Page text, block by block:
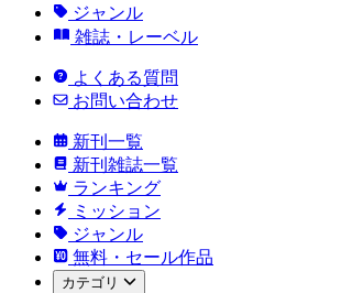
ジャンル
雑誌・レーベル
よくある質問
お問い合わせ
新刊一覧
新刊雑誌一覧
ランキング
ミッション
ジャンル
無料・セール作品
カテゴリ